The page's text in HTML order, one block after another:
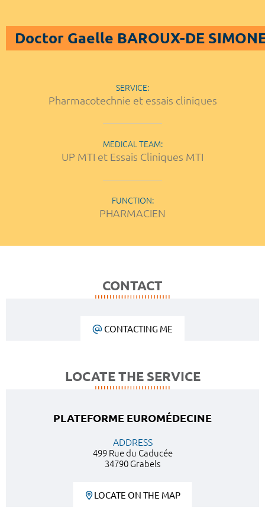
Doctor Gaelle BAROUX-DE
SERVICE:
Pharmacotechnie et essais cliniques
MEDICAL TEAM:
UP MTI et Essais Cliniques MTI
FUNCTION:
PHARMACIEN
CONTACT
CONTACTING ME
LOCATE THE SERVICE
PLATEFORME EUROMÉDECINE
ADDRESS
499 Rue du Caducée
34790 Grabels
LOCATE ON THE MAP